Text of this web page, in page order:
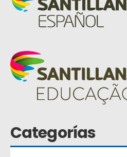
Categorías